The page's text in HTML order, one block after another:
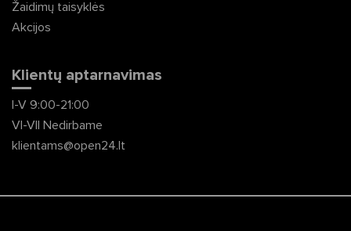
Žaidimų taisyklės
Akcijos
Klientų aptarnavimas
I-V 9:00-21:00
VI-VII Nedirbame
klientams@open24.lt